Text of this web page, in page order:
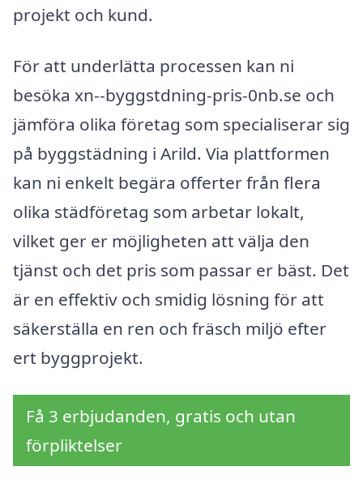
projekt och kund.
För att underlätta processen kan ni
besöka xn--byggstdning-pris-0nb.se och
jämföra olika företag som specialiserar sig
på byggstädning i Arild. Via plattformen
kan ni enkelt begära offerter från flera
olika städföretag som arbetar lokalt,
vilket ger er möjligheten att välja den
tjänst och det pris som passar er bäst. Det
är en effektiv och smidig lösning för att
säkerställa en ren och fräsch miljö efter
ert byggprojekt.
Få 3 erbjudanden, gratis och utan
förpliktelser